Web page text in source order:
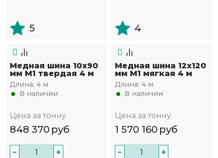
5 4
Медная шина 10х90
мм М1 твердая 4 м
Длина: 4 м
В наличии
Цена за тонну
848 370 руб
− +
Медная шина 12х120
мм М1 мягкая 4 м
Длина: 4 м
В наличии
Цена за тонну
1 570 160 руб
− +